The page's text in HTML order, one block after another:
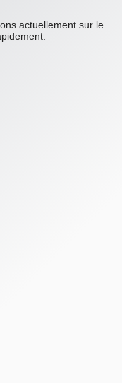
actuellement sur le